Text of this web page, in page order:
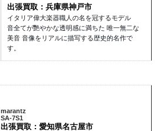
出張買取：兵庫県神戸市
イタリア偉大楽器職人の名を冠するモデル
音全てが艷やかな透明感に満ちた 唯一無二な
美音 音像をリアルに描写する歴史的名作で
す。
marantz
SA-7S1
出張買取：愛知県名古屋市